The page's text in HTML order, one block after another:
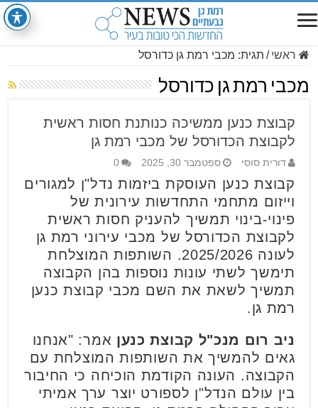
ראשי / תגית: מכבי רמת גן כדורסל
מכבי רמת גן כדורסל
קבוצת כנען ממשיכה כנותנת חסות ראשית
לקבוצת הכדורסל של מכבי רמת גן
דורית סוסי ספטמבר 30, 2025 0
קבוצת כנען העוסקת ביזמות נדל"ן למגורים
וייזום מתחמי התחדשות עירונית של
פינוי-בינוי תמשיך להעניק חסות ראשית
לקבוצת הכדורסל של מכבי עירוני רמת גן
לעונה 2025/2026. השותפות המוצלחת
תימשך לשתי עונות נוספות בהן הקבוצה
תמשיך לשאת את השם מכבי קבוצת כנען
רמת גן.
ניב רום מנכ"ל קבוצת כנען אמר: "אנחנו
גאים להמשיך את השותפות המוצלחת עם
הקבוצה. העונה הקודמת הוכיחה כי החיבור
בין עולם הנדל"ן לספורט יוצר ערך אמיתי